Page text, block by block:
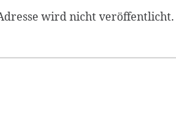
wird nicht veröffentlicht.